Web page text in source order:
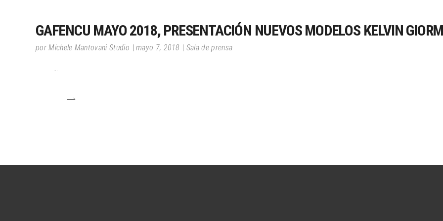
GAFENCU MAYO 2018, PRESENTACIÓN NUEVOS MODELOS KELVIN
porMichele Mantovani Studio mayo 7, 2018 Sala de prensa